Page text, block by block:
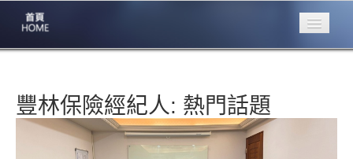
專業豐林
保險大家談
1386集
台灣商業保險
豐林保險經紀人: 熱門話題